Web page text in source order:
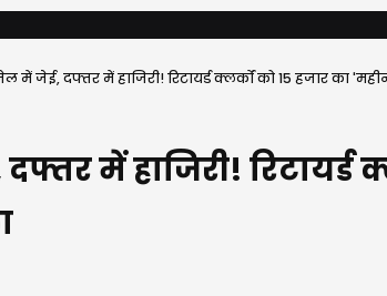
में जेई, दफ्तर में हाजिरी! रिटायर्ड क्लर्कों को 15 हजार का
में हाजिरी!